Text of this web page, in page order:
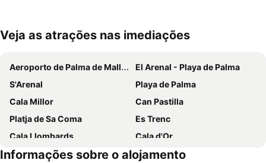
Ampliar mapa
Veja as atrações nas imediações
Aeroporto de Palma de Mallorca
El Arenal - Playa de Palma
S'Arenal
Playa de Palma
Cala Millor
Can Pastilla
Platja de Sa Coma
Es Trenc
Cala Llombards
Cala d'Or
Can Picafort
Cala Marçal
Informações sobre o alojamento